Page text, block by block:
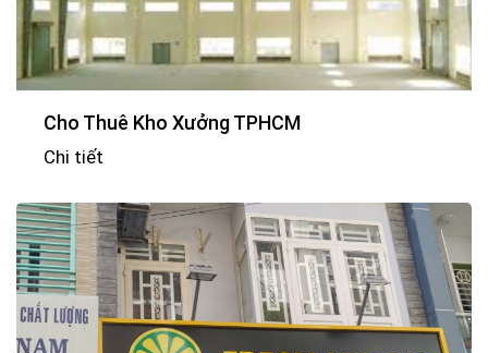
Cho Thuê Kho Xưởng TPHCM
Chi tiết